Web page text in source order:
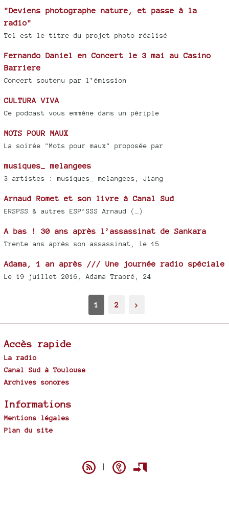
"Deviens photographe nature, et passe à la
radio"
Tel est le titre du projet photo réalisé
Fernando Daniel en Concert le 3 mai au Casino
Barriere
Concert soutenu par l’émission
CULTURA VIVA
Ce podcast vous emmène dans un périple
MOTS POUR MAUX
La soirée "Mots pour maux" proposée par
musiques_ melangees
3 artistes : musiques_ melangees, Jiang
Arnaud Romet et son livre à Canal Sud
ERSPSS & autres ESP’SSS Arnaud (…)
A bas ! 30 ans après l’assassinat de Sankara
Trente ans après son assassinat, le 15
Adama, 1 an après /// Une journée radio spéciale
Le 19 juillet 2016, Adama Traoré, 24
1 2 >
Accès rapide
La radio
Canal Sud à Toulouse
Archives sonores
Informations
Mentions légales
Plan du site
|